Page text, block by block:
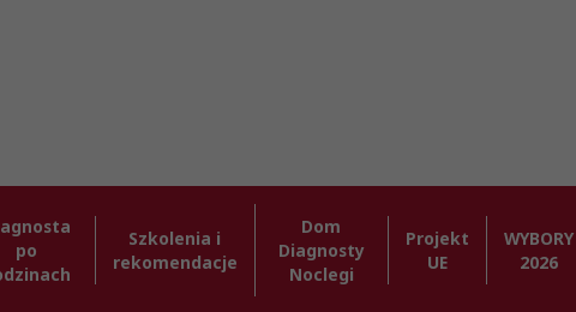
po
Szkolenia i
rekomendacje
Dom
Diagnosty
Noclegi
Projekt
UE
WYBORY
2026